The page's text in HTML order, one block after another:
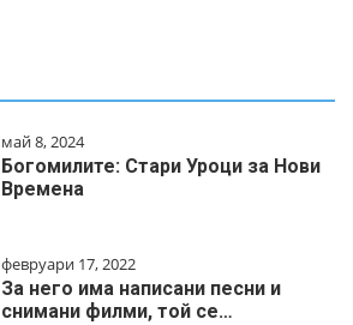
май 8, 2024
Богомилите: Стари Уроци за Нови
Времена
февруари 17, 2022
За него има написани песни и
снимани филми, той се…